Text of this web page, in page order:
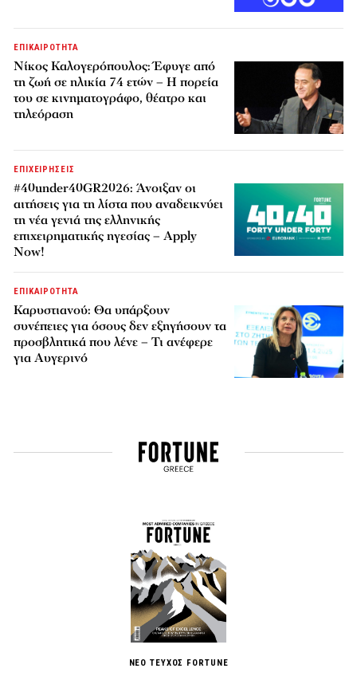
ΕΠΙΚΑΙΡΟΤΗΤΑ
Νίκος Καλογερόπουλος: Έφυγε από
τη ζωή σε ηλικία 74 ετών – Η πορεία
του σε κινηματογράφο, θέατρο και
τηλεόραση
ΕΠΙΧΕΙΡΗΣΕΙΣ
#40under40GR2026: Άνοιξαν οι
αιτήσεις για τη λίστα που αναδεικνύει
τη νέα γενιά της ελληνικής
επιχειρηματικής ηγεσίας – Apply
Now!
ΕΠΙΚΑΙΡΟΤΗΤΑ
Καρυστιανού: Θα υπάρξουν
συνέπειες για όσους δεν εξηγήσουν τα
προσβλητικά που λένε – Τι ανέφερε
για Αυγερινό
ΝΕΟ ΤΕΥΧΟΣ FORTUNE